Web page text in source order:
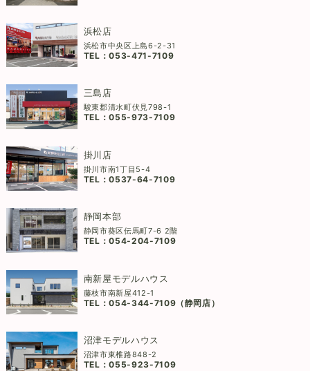
浜松店
浜松市中央区上島6-2-31
TEL：053-471-7109
三島店
駿東郡清水町伏見798-1
TEL：055-973-7109
掛川店
掛川市南1丁目5-4
TEL：0537-64-7109
静岡本部
静岡市葵区伝馬町7-6 2階
TEL：054-204-7109
南新屋モデルハウス
藤枝市南新屋412-1
TEL：054-344-7109（静岡店）
沼津モデルハウス
沼津市東椎路848-2
TEL：055-923-7109